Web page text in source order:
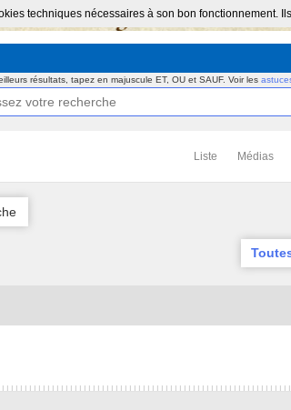
techniques nécessaires à son bon fonctionnement.
résultats, tapez en majuscule ET, OU et SAUF. Voir les
Liste Médias